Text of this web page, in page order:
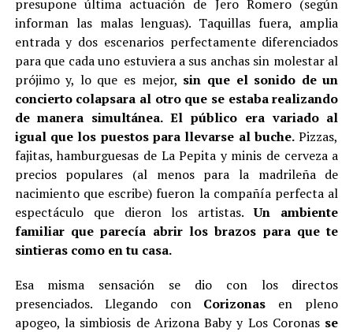
presupone última actuación de Jero Romero (según
informan las malas lenguas). Taquillas fuera, amplia
entrada y dos escenarios perfectamente diferenciados
para que cada uno estuviera a sus anchas sin molestar al
prójimo y, lo que es mejor, sin que el sonido de un
concierto colapsara al otro que se estaba realizando
de manera simultánea. El público era variado al
igual que los puestos para llevarse al buche.Pizzas,
fajitas, hamburguesas de La Pepita y minis de cerveza a
precios populares (al menos para la madrileña de
nacimiento que escribe) fueron la compañía perfecta al
espectáculo que dieron los artistas.Un ambiente
familiar que parecía abrir los brazos para que te
sintieras como en tu casa.
Esa misma sensación se dio con los directos
presenciados. Llegando con Corizonas en pleno
apogeo, la simbiosis de Arizona Baby y Los Coronas se